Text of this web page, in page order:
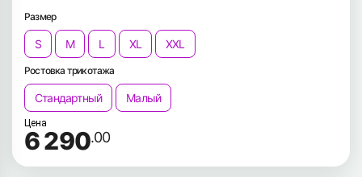
Размер
S M L XL XXL
Ростовка трикотажа
Стандартный Малый
Цена
6 290.00